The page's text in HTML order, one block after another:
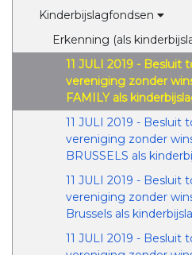
Kinderbijslagfondsen
Erkenning (als
11 JULI 2019 - Besluit
vereniging zonder
FAMILY als
11 JULI 2019 - Besluit
vereniging zonder
BRUSSELS als
11 JULI 2019 - Besluit
vereniging zonder
Brussels als
11 JULI 2019 - Besluit